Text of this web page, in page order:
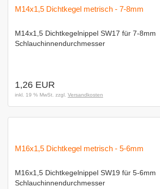
M14x1,5 Dichtkegel metrisch - 7-8mm
M14x1,5 Dichtkegelnippel SW17 für 7-8mm
Schlauchinnendurchmesser
1,26 EUR
inkl. 19 % MwSt. zzgl. Versandkosten
M16x1,5 Dichtkegel metrisch - 5-6mm
M16x1,5 Dichtkegelnippel SW19 für 5-6mm
Schlauchinnendurchmesser